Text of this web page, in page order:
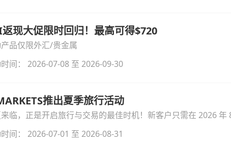
现大促限时回归！最高可得$720
品仅限外汇/贵金属
间： 2026-07-08 至 2026-09-30
推出夏季旅行活动
临，正是开启旅行与交易的最佳时机！新客户只需在 2026 年
参与！
间： 2026-07-01 至 2026-08-31